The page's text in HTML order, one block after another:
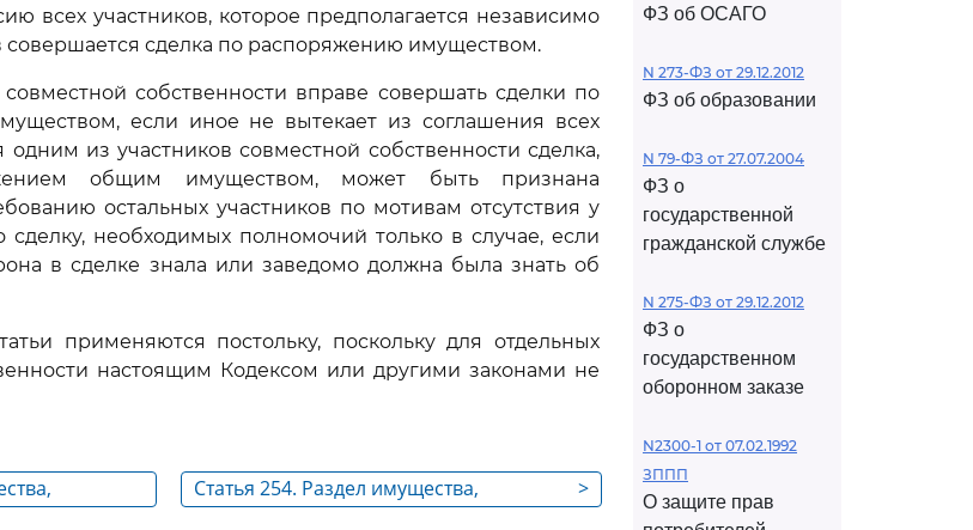
всех участников, которое предполагается независимо
совершается сделка по распоряжению имуществом.
собственности вправе совершать сделки по
если иное не вытекает из соглашения всех
из участников совместной собственности сделка,
общим имуществом, может быть признана
остальных участников по мотивам отсутствия у
сделку, необходимых полномочий только в случае, если
в сделке знала или заведомо должна была знать об
применяются постольку, поскольку для отдельных
настоящим Кодексом или другими законами не
>
Статья 254. Раздел имущества,
ФЗ об ОСАГО
N 273-ФЗ от 29.12.2012
ФЗ об образовании
N 79-ФЗ от 27.07.2004
ФЗ о
государственной
гражданской службе
N 275-ФЗ от 29.12.2012
ФЗ о
государственном
оборонном заказе
N2300-1 от 07.02.1992
ЗППП
О защите прав